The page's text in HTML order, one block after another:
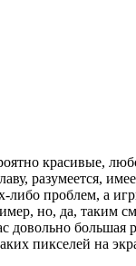
красивые,
разумеется,
либо проблем, а
но, да, таким
пикселей на